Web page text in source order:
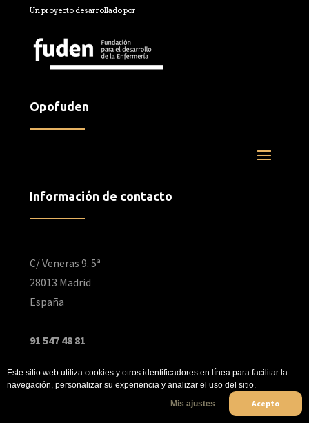
Este sitio web utiliza cookies y otros identificadores en línea para facilitar la
navegación, personalizar su experiencia y analizar el uso del sitio.
Mis ajustes Acepto
Un proyecto desarrollado por
Opofuden
Información de contacto
C/ Veneras 9. 5ª
28013 Madrid
España
91 547 48 81
Redes Sociales